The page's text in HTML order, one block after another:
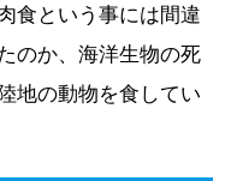
食という事には間違
のか、海洋生物の死
地の動物を食してい